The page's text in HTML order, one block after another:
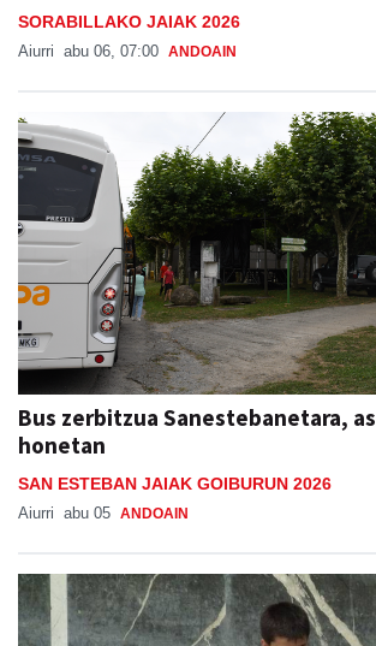
SORABILLAKO JAIAK 2026
Aiurri abu 06, 07:00 ANDOAIN
Bus zerbitzua Sanestebanetara,
honetan
SAN ESTEBAN JAIAK GOIBURUN 2026
Aiurri abu 05 ANDOAIN